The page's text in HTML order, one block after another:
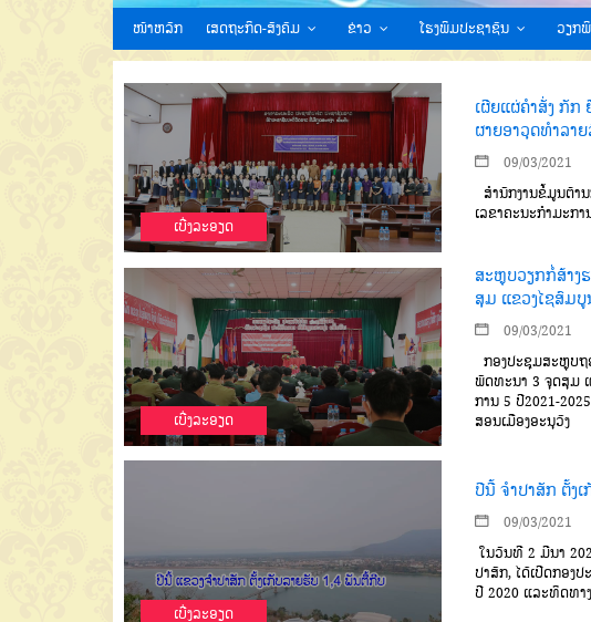
ໜ້າຫລັກ ເສດຖະກິດ-ສັງຄົມ ຂ່າວ ໂຮງພິມປະຊາຊົນ ວຽກ
ເບີ່ງລະອຽດ
ເຜີຍແຜ່ຄຳສັ່ງ ກັ
ຜາຍອາວຸດທຳລາຍ
09/03/2021
ສໍານັກງານຂໍ້ມູນຕ້າ
ເລຂາຄະນະກໍາມະກາ
ເບີ່ງລະອຽດ
ສະຫຼຸບວຽກກໍ່ສ້າງ
ສຸມ ແຂວງໄຊສົມບູ
09/03/2021
ກອງປະຊຸມສະຫຼຸບ
ພັດທະນາ 3 ຈຸດສຸມ
ການ5 ປີ2021-2025
ສອນເມືອງອະນຸວົງ
ເບີ່ງລະອຽດ
ປີນີ້ ຈຳປາສັກ ຕັ້ງ
09/03/2021
ໃນວັນທີ2 ມີນາ
ປາສັກ, ໄດ້ເປີດກອງປ
ປີ2020 ແລະທິດທາ